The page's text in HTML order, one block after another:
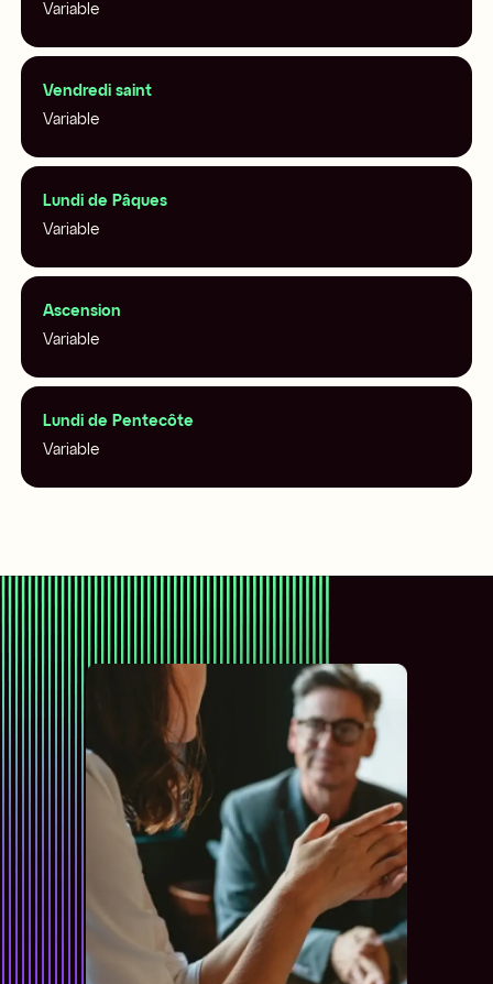
Variable
Vendredi saint
Variable
Lundi de Pâques
Variable
Ascension
Variable
Lundi de Pentecôte
Variable